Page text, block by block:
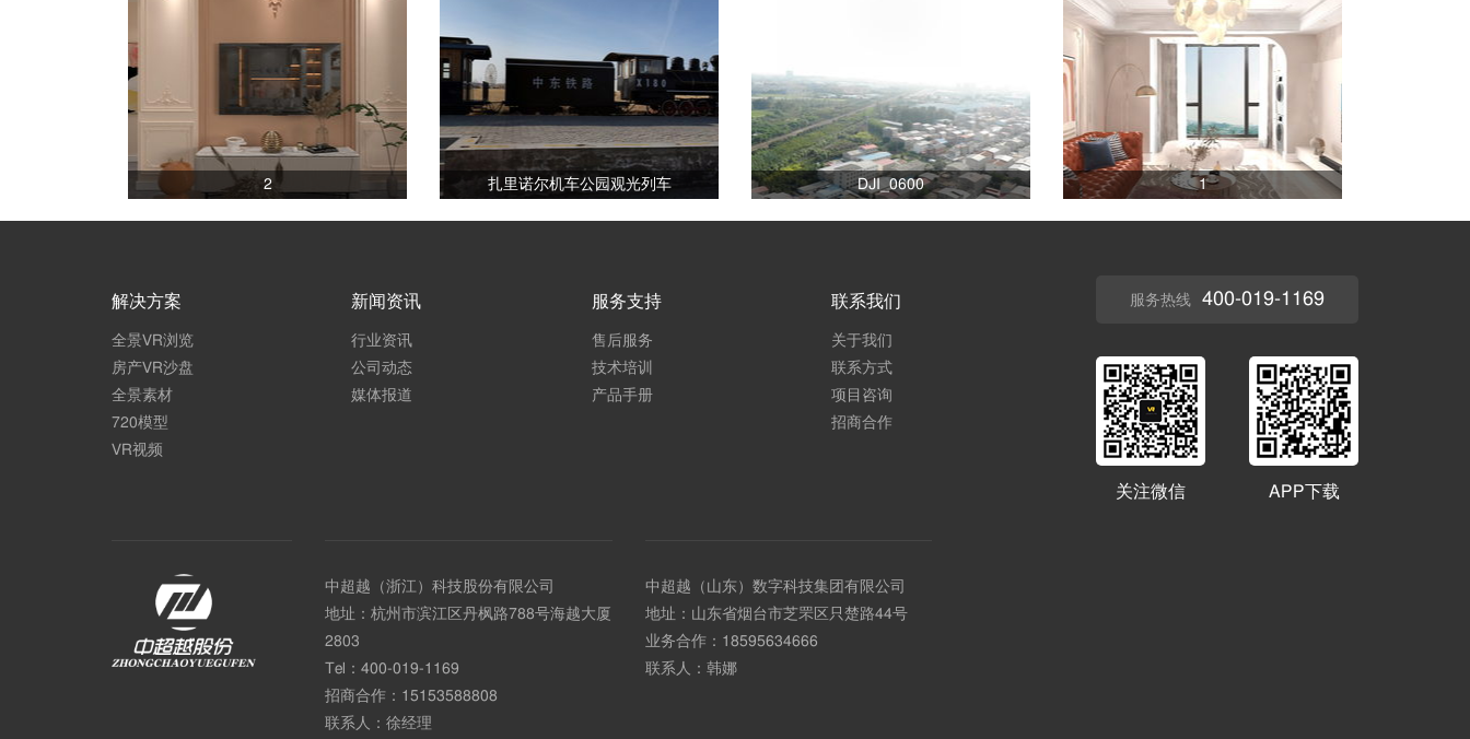
2 扎里诺尔机车公园观光列车 DJI_0600 1
解决方案
全景VR浏览
房产VR沙盘
全景素材
720模型
VR视频
新闻资讯
行业资讯
公司动态
媒体报道
服务支持
售后服务
技术培训
产品手册
联系我们
关于我们
联系方式
项目咨询
招商合作
服务热线 400-019-1169
关注微信 APP下载
中超越（浙江）科技股份有限公司
地址：杭州市滨江区丹枫路788号海越大厦
2803
Tel： 400-019-1169
招商合作： 15153588808
联系人：徐经理
中超越（山东）数字科技集团有限公司
地址：山东省烟台市芝罘区只楚路44号
业务合作： 18595634666
联系人：韩娜